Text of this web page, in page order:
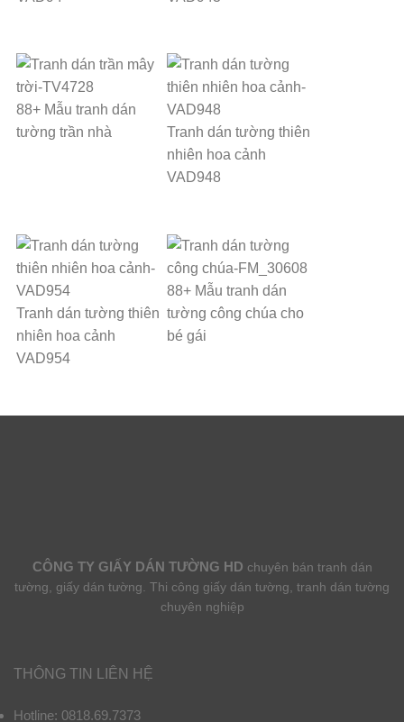
88+ Mẫu tranh dán
tường trần nhà
Tranh dán tường thiên
nhiên hoa cảnh
VAD948
Tranh dán tường thiên
nhiên hoa cảnh
VAD954
88+ Mẫu tranh dán
tường công chúa cho
bé gái
CÔNG TY GIẤY DÁN TƯỜNG HD chuyên bán tranh dán
tường, giấy dán tường. Thi công giấy dán tường, tranh dán tường
chuyên nghiệp
THÔNG TIN LIÊN HỆ
Hotline: 0818.69.7373